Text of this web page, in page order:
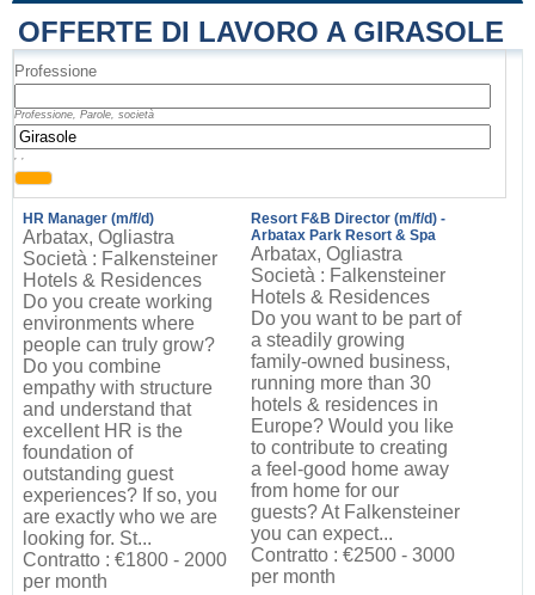
OFFERTE DI LAVORO A GIRASOLE
Professione
Professione, Parole, società
, ,
HR Manager (m/f/d)
Arbatax, Ogliastra
Società : Falkensteiner
Hotels & Residences
Do you create working
environments where
people can truly grow?
Do you combine
empathy with structure
and understand that
excellent HR is the
foundation of
outstanding guest
experiences? If so, you
are exactly who we are
looking for. St...
Contratto : €1800 - 2000
per month
Resort F&B Director (m/f/d) -
Arbatax Park Resort & Spa
Arbatax, Ogliastra
Società : Falkensteiner
Hotels & Residences
Do you want to be part of
a steadily growing
family-owned business,
running more than 30
hotels & residences in
Europe? Would you like
to contribute to creating
a feel-good home away
from home for our
guests? At Falkensteiner
you can expect...
Contratto : €2500 - 3000
per month